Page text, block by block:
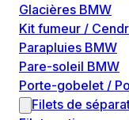
Glacières BMW
Kit fumeur /
Parapluies BMW
Pare-soleil BMW
Porte-gobelet /
Filets de